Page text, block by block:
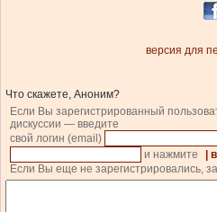
версия для
Что скажете, Аноним?
Если Вы зарегистрированный
дискуссии — введите
свой логин (email)
и нажмите
|
Если Вы еще не зарегистрировались,